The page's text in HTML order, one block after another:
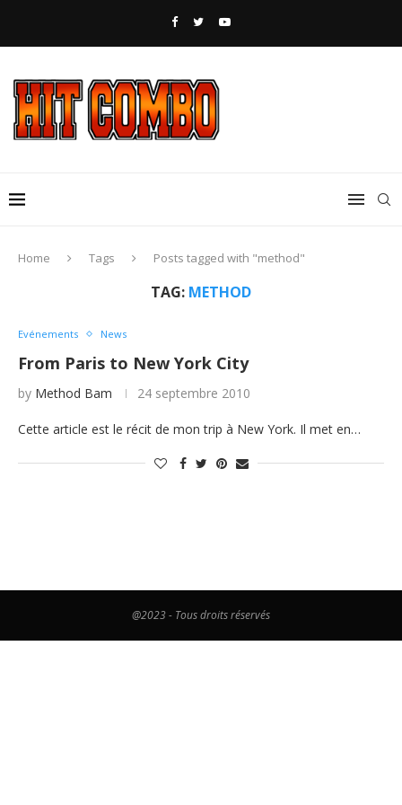
Home Tags Posts tagged with "method"
TAG: METHOD
Evénements News
From Paris to New York City
by Method Bam 24 septembre 2010
Cette article est le récit de mon trip à New York. Il met en…
@2023 - Tous droits réservés